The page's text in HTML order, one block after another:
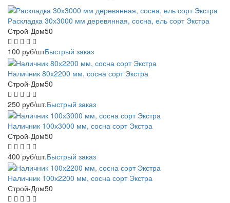
Раскладка 30х3000 мм деревянная, сосна, ель сорт Экстра
Строй-Дом50
100 руб/штБыстрый заказ
Наличник 80х2200 мм, сосна сорт Экстра
Строй-Дом50
250 руб/шт.Быстрый заказ
Наличник 100х3000 мм, сосна сорт Экстра
Строй-Дом50
400 руб/шт.Быстрый заказ
Наличник 100х2200 мм, сосна сорт Экстра
Строй-Дом50